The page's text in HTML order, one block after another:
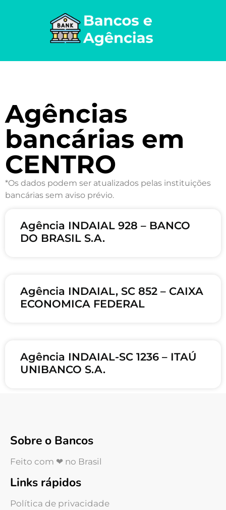
Agências
bancárias em
CENTRO
*Os dados podem ser atualizados pelas instituições
bancárias sem aviso prévio.
Agência INDAIAL 928 – BANCO
DO BRASIL S.A.
Agência INDAIAL, SC 852 – CAIXA
ECONOMICA FEDERAL
Agência INDAIAL-SC 1236 – ITAÚ
UNIBANCO S.A.
Sobre o Bancos
Feito com ❤ no Brasil
Links rápidos
Política de privacidade